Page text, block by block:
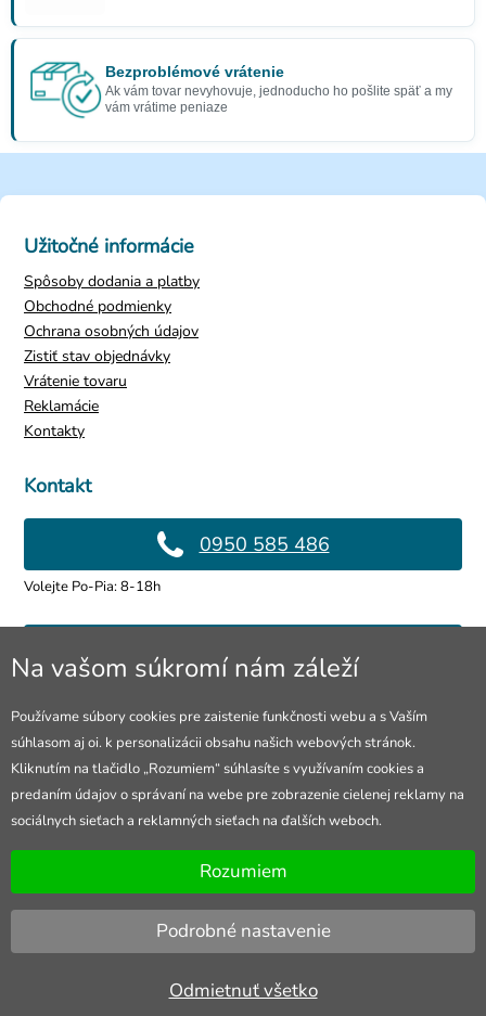
Bezproblémové vrátenie
Ak vám tovar nevyhovuje, jednoducho ho pošlite späť a my
vám vrátime peniaze
Kontakt
0950 585 486
Volejte Po-Pia: 8-18h
info@4lol.cz
Predajňa v Ostrave
28. října 250, Ostrava
Otevřeno Po-Pia: 10-18h
Užitočné informácie
Spôsoby dodania a platby
Obchodné podmienky
Ochrana osobných údajov
Zistiť stav objednávky
Vrátenie tovaru
Reklamácie
Kontakty
Na vašom súkromí nám záleží
Používame súbory cookies pre zaistenie funkčnosti webu a s Vaším
súhlasom aj oi. k personalizácii obsahu našich webových stránok.
Kliknutím na tlačidlo „Rozumiem“ súhlasíte s využívaním cookies a
predaním údajov o správaní na webe pre zobrazenie cielenej reklamy na
sociálnych sieťach a reklamných sieťach na ďalších weboch.
Rozumiem
Podrobné nastavenie
Odmietnuť všetko